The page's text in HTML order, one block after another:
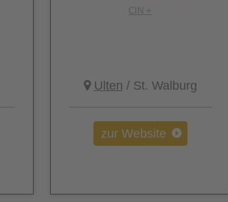
CIN +
Ulten / St. Walburg
zur Website